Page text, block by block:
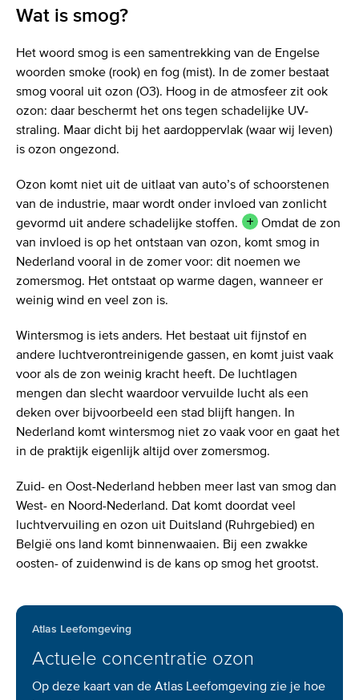
Wat is smog?
Het woord smog is een samentrekking van de Engelse
woorden smoke (rook) en fog (mist). In de zomer bestaat
smog vooral uit ozon (O3). Hoog in de atmosfeer zit ook
ozon: daar beschermt het ons tegen schadelijke UV-
straling. Maar dicht bij het aardoppervlak (waar wij leven)
is ozon ongezond.
Ozon komt niet uit de uitlaat van auto’s of schoorstenen
van de industrie, maar wordt onder invloed van zonlicht
gevormd uit andere schadelijke stoffen.
Omdat de zon
van invloed is op het ontstaan van ozon, komt smog in
Nederland vooral in de zomer voor: dit noemen we
zomersmog. Het ontstaat op warme dagen, wanneer er
weinig wind en veel zon is.
Wintersmog is iets anders. Het bestaat uit fijnstof en
andere luchtverontreinigende gassen, en komt juist vaak
voor als de zon weinig kracht heeft. De luchtlagen
mengen dan slecht waardoor vervuilde lucht als een
deken over bijvoorbeeld een stad blijft hangen. In
Nederland komt wintersmog niet zo vaak voor en gaat het
in de praktijk eigenlijk altijd over zomersmog.
Zuid- en Oost-Nederland hebben meer last van smog dan
West- en Noord-Nederland. Dat komt doordat veel
luchtvervuiling en ozon uit Duitsland (Ruhrgebied) en
België ons land komt binnenwaaien. Bij een zwakke
oosten- of zuidenwind is de kans op smog het grootst.
Actuele concentratie ozon
Atlas Leefomgeving
Op deze kaart van de Atlas Leefomgeving zie je hoe